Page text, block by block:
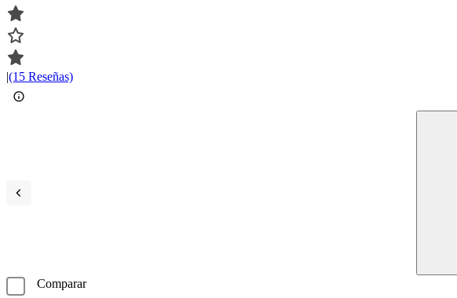
|(15 Reseñas)
Comparar